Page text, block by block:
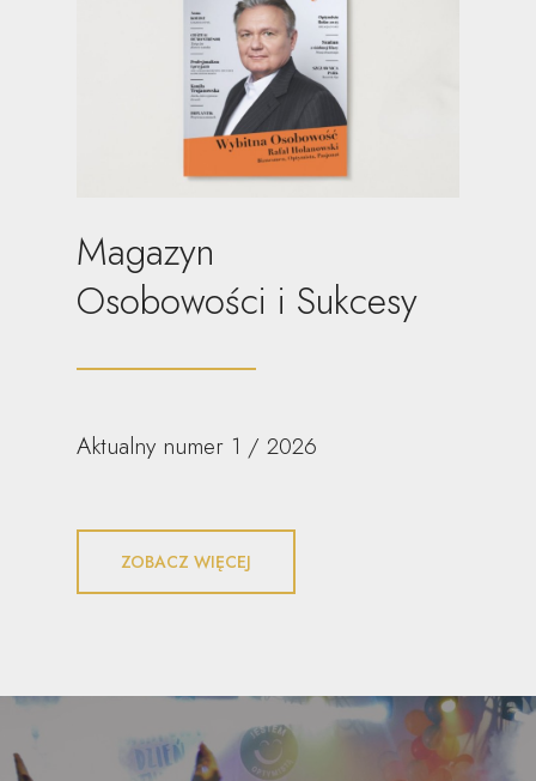
Magazyn
Osobowości i Sukcesy
Aktualny numer 1 / 2026
ZOBACZ WIĘCEJ